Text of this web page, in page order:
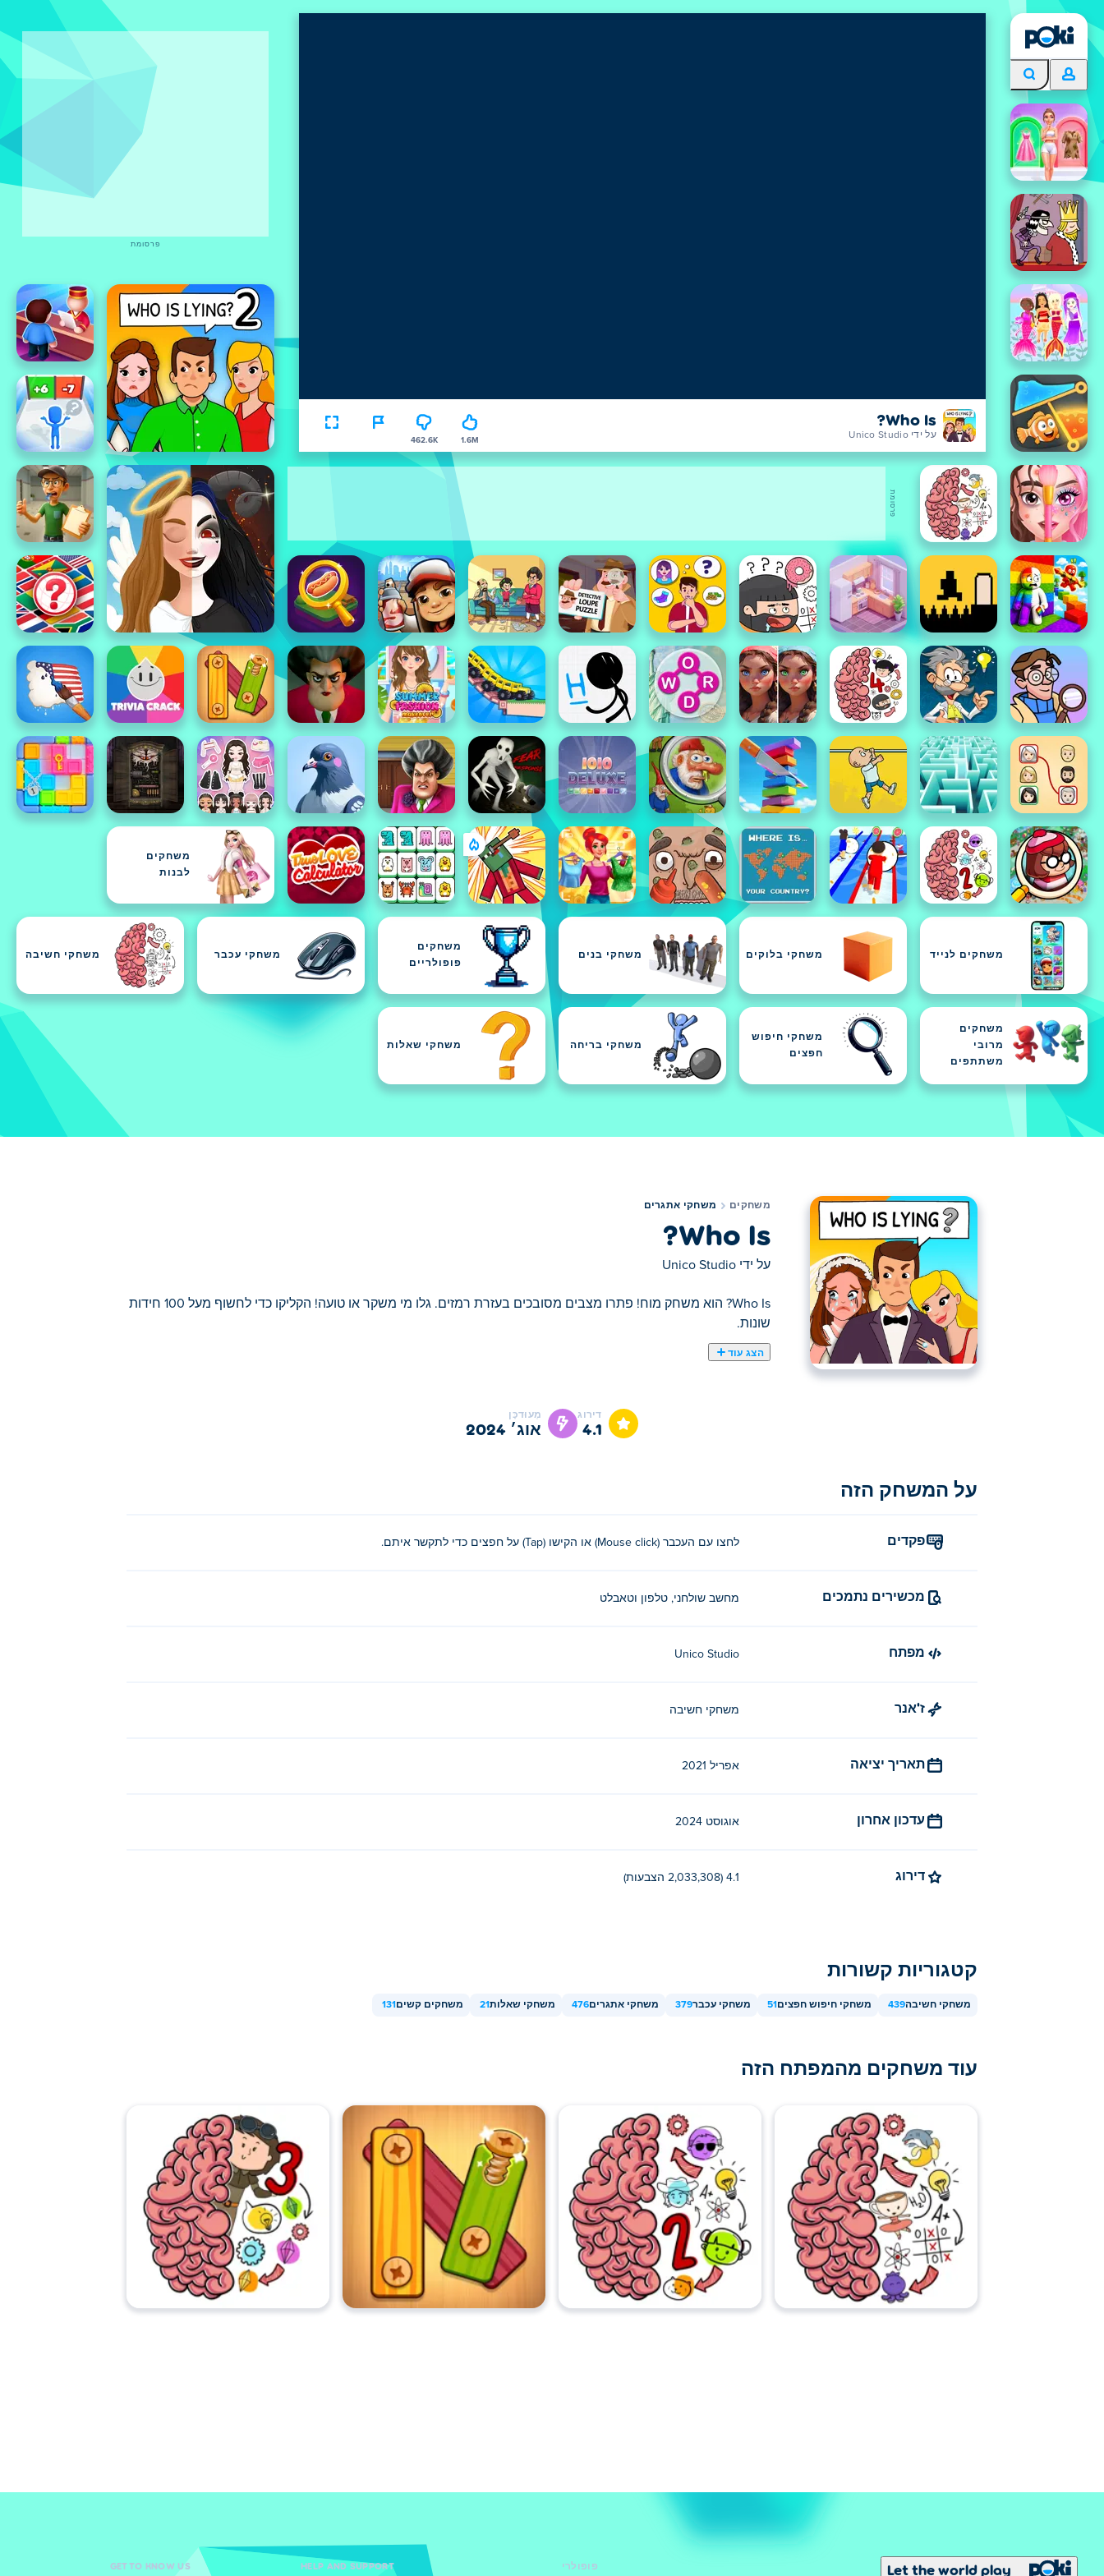
Who Is?
על ידי Unico Studio 1.6M
462.6K
משחקים
לבנות
משחקים לנייד משחקי בלוקים משחקי בנים
משחקים
פופולריים
משחקי עכבר משחקי חשיבה
משחקים
מרובי
משתתפים
משחקי חיפוש
חפצים
משחקי בריחה משחקי שאלות
פרסומת
פרסומת
משחקים משחקי אתגרים
Who Is?
על ידי Unico Studio
Who Is? הוא משחק מוח! פתרו מצבים מסובכים בעזרת רמזים. גלו מי משקר או טועה! הקליקו כדי לחשוף מעל 100 חידות
שונות.
הצג עוד
כאן תוכלו לשחק ב Who Is?. Who Is? הוא אחד מהמשחקי אתגרים הנבחרים שלנו
דירוג
4.1
מְעוּדכָּן
אוג׳ 2024
על המשחק הזה
פקדים לחצו עם העכבר (Mouse click) או הקישו (Tap) על חפצים כדי לתקשר איתם.
מכשירים נתמכים מחשב שולחני, טלפון וטאבלט
מפתח Unico Studio
ז'אנר משחקי חשיבה
תאריך יציאה אפריל 2021
עדכון אחרון אוגוסט 2024
דירוג 4.1 (2,033,308 הצבעות)
קטגוריות קשורות
משחקי חשיבה439 משחקי חיפוש חפצים 51 משחקי עכבר379 משחקי אתגרים476 משחקי שאלות21 משחקים קשים 131
עוד משחקים מהמפתח הזה
Let the world play פופולרי HELP AND SUPPORT
GET TO KNOW US